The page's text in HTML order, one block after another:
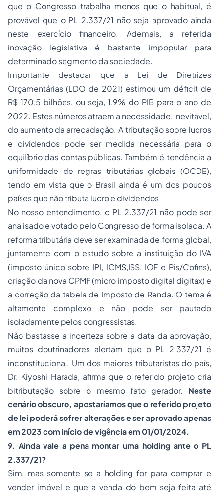
que o Congresso trabalha menos que o habitual, é
provável que o PL 2.337/21 não seja aprovado ainda
neste exercício financeiro. Ademais, a referida
inovação legislativa é bastante impopular para
determinado segmento da sociedade.
Importante destacar que a Lei de Diretrizes
Orçamentárias (LDO de 2021) estimou um déficit de
R$ 170,5 bilhões, ou seja, 1,9% do PIB para o ano de
2022. Estes números atraem a necessidade, inevitável,
do aumento da arrecadação. A tributação sobre lucros
e dividendos pode ser medida necessária para o
equilíbrio das contas públicas. Também é tendência a
uniformidade de regras tributárias globais (OCDE),
tendo em vista que o Brasil ainda é um dos poucos
países que não tributa lucro e dividendos
No nosso entendimento, o PL 2.337/21 não pode ser
analisado e votado pelo Congresso de forma isolada. A
reforma tributária deve ser examinada de forma global,
juntamente com o estudo sobre a instituição do IVA
(imposto único sobre IPI, ICMS,ISS, IOF e Pis/Cofins),
criação da nova CPMF (micro imposto digital digitax) e
a correção da tabela de Imposto de Renda. O tema é
altamente complexo e não pode ser pautado
isoladamente pelos congressistas.
Não bastasse a incerteza sobre a data da aprovação,
muitos doutrinadores alertam que o PL 2.337/21 é
inconstitucional. Um dos maiores tributaristas do país,
Dr. Kiyoshi Harada, afirma que o referido projeto cria
bitributação sobre o mesmo fato gerador. Neste
cenário obscuro, apostaríamos que o referido projeto
de lei poderá sofrer alterações e ser aprovado apenas
em 2023 com início de vigência em 01/01/2024.
9. Ainda vale a pena montar uma holding ante o PL
2.337/21?
Sim, mas somente se a holding for para comprar e
vender imóvel e que a venda do bem seja feita até